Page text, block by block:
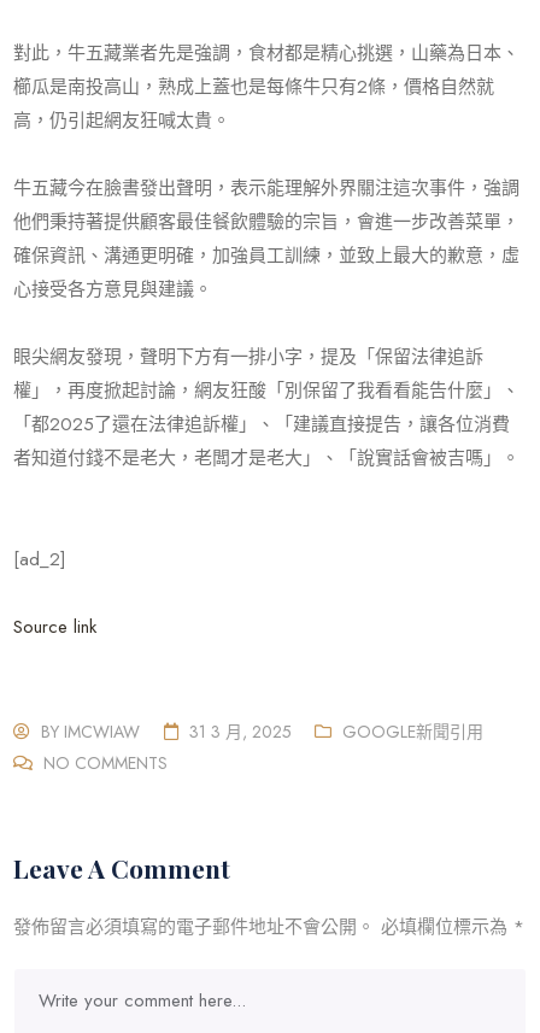
對此，牛五藏業者先是強調，食材都是精心挑選，山藥為日本、
櫛瓜是南投高山，熟成上蓋也是每條牛只有2條，價格自然就
高，仍引起網友狂喊太貴。
牛五藏今在臉書發出聲明，表示能理解外界關注這次事件，強調
他們秉持著提供顧客最佳餐飲體驗的宗旨，會進一步改善菜單，
確保資訊、溝通更明確，加強員工訓練，並致上最大的歉意，虛
心接受各方意見與建議。
眼尖網友發現，聲明下方有一排小字，提及「保留法律追訴
權」，再度掀起討論，網友狂酸「別保留了我看看能告什麼」、
「都2025了還在法律追訴權」、「建議直接提告，讓各位消費
者知道付錢不是老大，老闆才是老大」、「說實話會被吉嗎」。
[ad_2]
Source link
BY IMCWIAW 31 3 月, 2025
GOOGLE新聞引用
NO COMMENTS
Leave A Comment
發佈留言必須填寫的電子郵件地址不會公開。 必填欄位標示為 *